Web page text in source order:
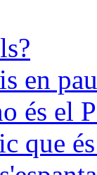
en
és el
que és